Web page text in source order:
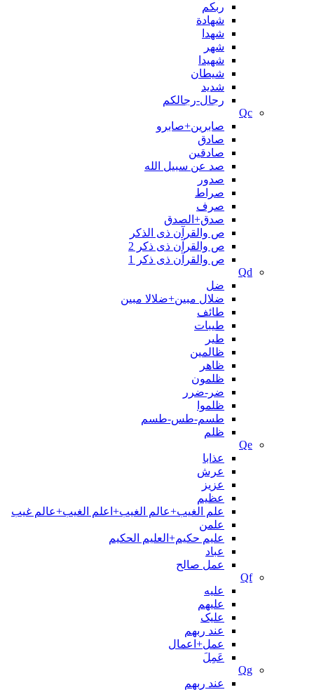
ربکم
شهادة
شهدا
شهر
شهیدا
شیطان
شدید
رجال-رجالکم
Qc
صابرین+صابرو
صادق
صادقین
صد عن سبیل الله
صدور
صراط
صرف
صدق+الصدق
ص والقرآن ذی الذکر
ص والقرآن ذی ذکر 2
ص والقرآن ذی ذکر 1
Qd
ضل
ضلال مبین+ضلالا مبین
طائف
طیبات
طیر
ظالمین
ظاهر
ظلمون
ضر-ضرر
ظلموا
طسم-طس-طسم
ظلم
Qe
عذابا
عرش
عزیز
عظیم
علم الغیب+عالم الغیب+اعلم الغیب+عالم غیب
علمن
علیم حکیم+العلیم الحکیم
عباد
عمل صالح
Qf
علیه
علیهم
علیک
عند ربهم
عمل+اعمال
عَمِلَ
Qg
عند ربهم